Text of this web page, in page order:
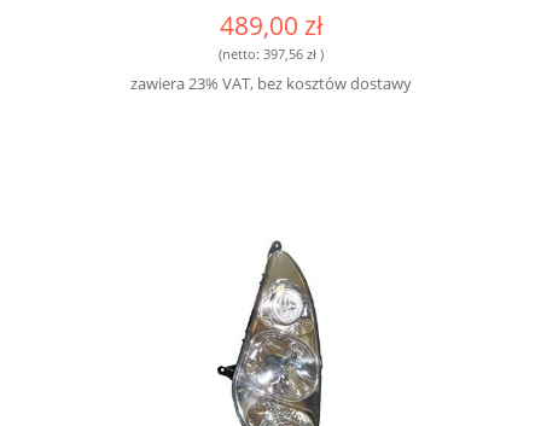
489,00 zł
(netto: 397,56 zł)
zawiera 23% VAT, bez kosztów dostawy